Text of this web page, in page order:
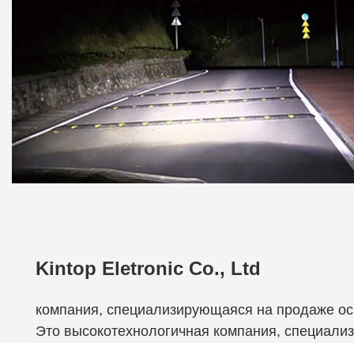
Kintop Eletronic Co., Ltd
компания, специализирующаяся на продаже
Это высокотехнологичная компания,